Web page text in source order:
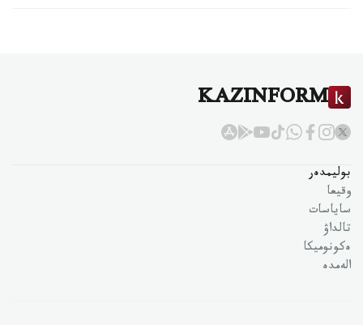
KAZINFORM
بوليمدەر
وقيعا
ساياسات
تالداۋ
ەكونوميكا
الەمدە